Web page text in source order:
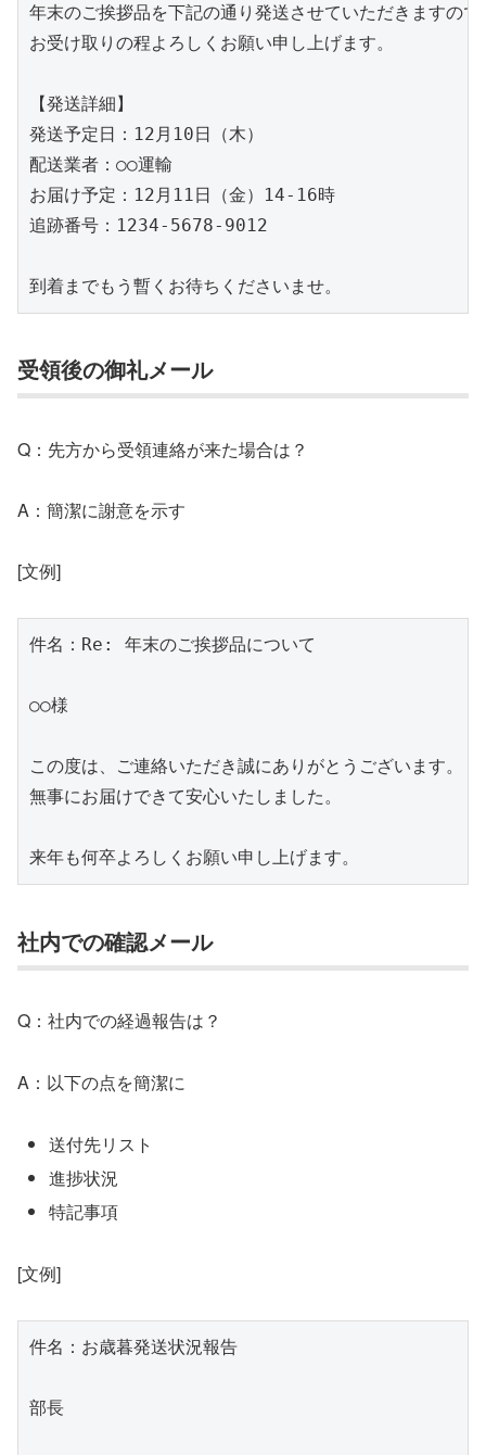
年末のご挨拶品を下記の通り発送させていただきますので
お受け取りの程よろしくお願い申し上げます。
【発送詳細】
発送予定日：12月10日（木）
配送業者：○○運輸
お届け予定：12月11日（金）14-16時
追跡番号：1234-5678-9012
到着までもう暫くお待ちくださいませ。
受領後の御礼メール
Q：先方から受領連絡が来た場合は？
A：簡潔に謝意を示す
[文例]
件名：Re: 年末のご挨拶品について
○○様
この度は、ご連絡いただき誠にありがとうございます。
無事にお届けできて安心いたしました。
来年も何卒よろしくお願い申し上げます。
社内での確認メール
Q：社内での経過報告は？
A：以下の点を簡潔に
送付先リスト
進捗状況
特記事項
[文例]
件名：お歳暮発送状況報告
部長